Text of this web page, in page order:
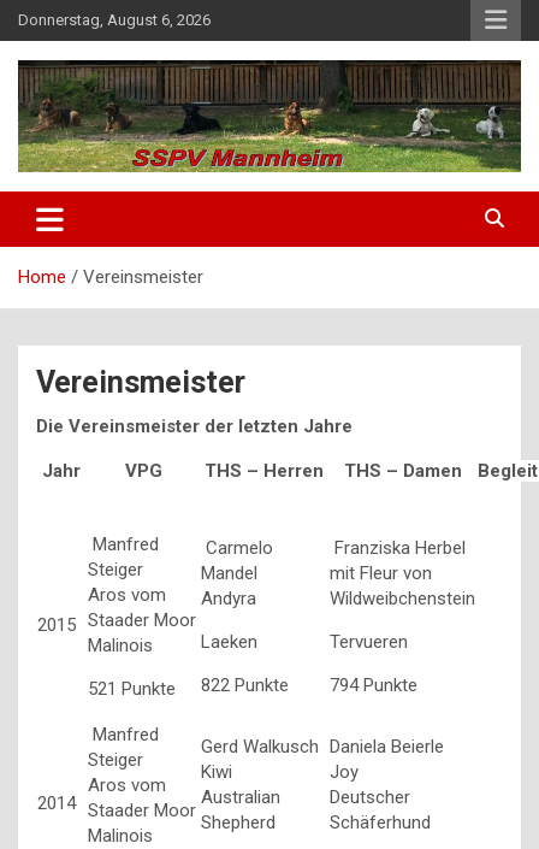
Skip
to
content
Donnerstag, August 6, 2026
SSPV Mannheim
Home Vereinsmeister
Vereinsmeister
Die Vereinsmeister der letzten Jahre
Jahr VPG THS – Herren THS – Damen
2015
Manfred
Steiger
Aros vom
Staader Moor
Malinois
521 Punkte
Carmelo
Mandel
Andyra
Laeken
822 Punkte
Franziska Herbel
mit Fleur von
Wildweibchenstein
Tervueren
794 Punkte
2014
Manfred
Steiger
Aros vom
Staader Moor
Malinois
Gerd Walkusch
Kiwi
Australian
Shepherd
Daniela Beierle
Joy
Deutscher
Schäferhund